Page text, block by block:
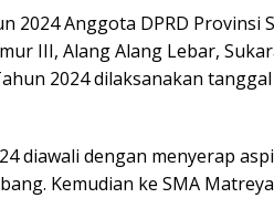
2024 Anggota DPRD Provinsi
III, Alang Alang Lebar,
2024 dilaksanakan
diawali dengan menyerap
Kemudian ke SMA